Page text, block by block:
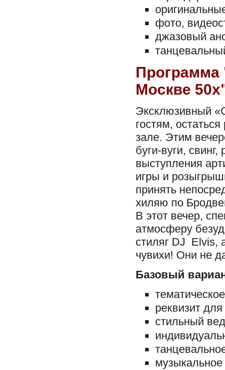
фото,
джазовый
Программа
Москве
Эксклюзивный
гостям,
зале. Этим
буги-вуги,
выступления
игры и
принять
хиляю по
В этот вечер,
атмосферу
стиляг DJ Elvis,
чувихи! Они не
Базовый
реквизит для
стильный